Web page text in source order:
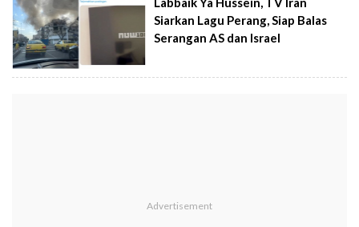
Siarkan Lagu Perang, Siap Balas
Serangan AS dan Israel